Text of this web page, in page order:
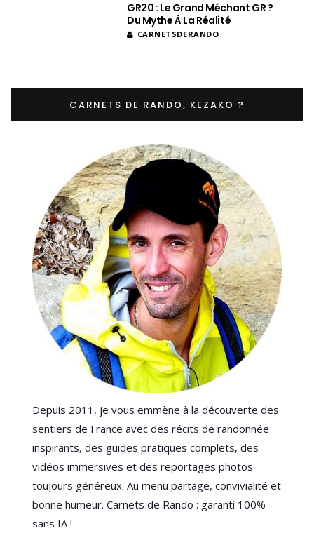
GR20 : Le Grand Méchant GR ?
Du Mythe À La Réalité
CARNETSDERANDO
CARNETS DE RANDO, KEZAKO ?
Depuis 2011, je vous emmène à la découverte des
sentiers de France avec des récits de randonnée
inspirants, des guides pratiques complets, des
vidéos immersives et des reportages photos
toujours généreux. Au menu partage, convivialité et
bonne humeur. Carnets de Rando : garanti 100%
sans IA !